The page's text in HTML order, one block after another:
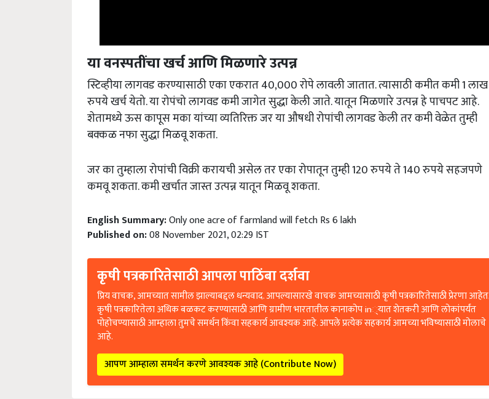
या वनस्पतींचा खर्च आणि मिळणारे उत्पन्न
स्टिव्हीया लागवड करण्यासाठी एका एकरात 40,000 रोपे लावली जातात. त्यासाठी कमीत कमी 1 लाख
रुपये खर्च येतो. या रोपंचो लागवड कमी जागेत सुद्धा केली जाते. यातून मिळणारे उत्पन्न हे पाचपट आहे.
शेतामध्ये ऊस कापूस मका यांच्या व्यतिरिक्त जर या औषधी रोपांची लागवड केली तर कमी वेळेत तुम्ही
बक्कळ नफा सुद्धा मिळवू शकता.
जर का तुम्हाला रोपांची विक्री करायची असेल तर एका रोपातून तुम्ही 120 रुपये ते 140 रुपये सहजपणे
कमवू शकता. कमी खर्चात जास्त उत्पन्न यातून मिळवू शकता.
English Summary: Only one acre of farmland will fetch Rs 6 lakh
Published on:08 November 2021, 02:29 IST
कृषी पत्रकारितेसाठी आपला पाठिंबा दर्शवा
प्रिय वाचक, आमच्यात सामील झाल्याबद्दल धन्यवाद. आपल्यासारखे वाचक आमच्यासाठी कृषी पत्रकारितेसाठी प्रेरणा आहेत.
कृषी पत्रकारितेला अधिक बळकट करण्यासाठी आणि ग्रामीण भारतातील कानाकोप in्यात शेतकरी आणि लोकांपर्यंत
पोहोचण्यासाठी आम्हाला तुमचे समर्थन किंवा सहकार्य आवश्यक आहे. आपले प्रत्येक सहकार्य आमच्या भविष्यासाठी मोलाचे
आहे.
आपण आम्हाला समर्थन करणे आवश्यक आहे (Contribute Now)